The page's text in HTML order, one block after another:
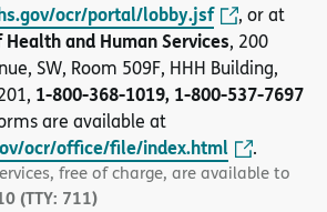
ocr/portal/lobby.jsf , or at
and Human Services, 200
SW, Room 509F, HHH Building,
1-800-368-1019, 1-800-537-7697
are available at
ocr/office/file/index.html .
free of charge, are available to
(TTY: 711)